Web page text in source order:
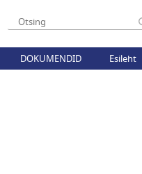
DOKUMENDID Esileht